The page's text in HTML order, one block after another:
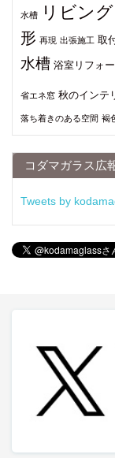
水槽 リビング
形 再現 出張施工 取
水槽 浴室リフォ
省エネ窓 秋のインテ
落ち着きのある空間 褐
コダマガラス広
Tweets by